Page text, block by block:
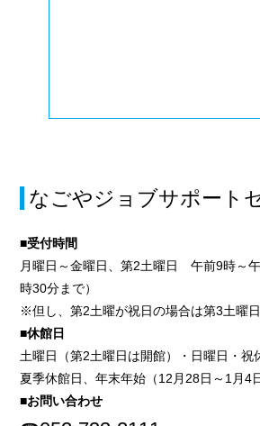
なごやジョブサポート
■受付時間
月曜日～金曜日、第2土曜日 午前9時～
時30分まで）
※但し、第2土曜が祝日の場合は第3土曜
■休館日
土曜日（第2土曜日は開館）・日曜日・祝
夏季休館日、年末年始（12月28日～1月4
■お問い合わせ